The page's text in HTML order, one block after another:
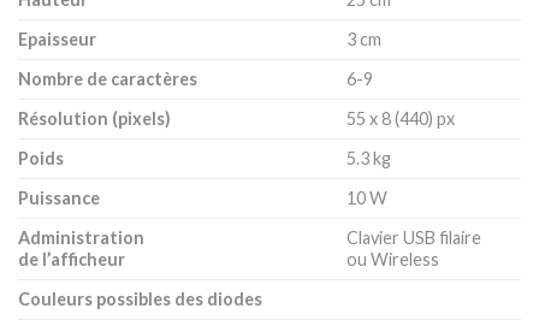
Epaisseur
3 cm
Nombre de caractères
6-9
Résolution (pixels)
55 x 8 (440) px
Poids
5.3 kg
Puissance
10 W
Administration
de l’afficheur
Clavier USB filaire
ou Wireless
Couleurs possibles des diodes